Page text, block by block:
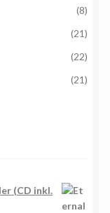
(8)
(21)
(22)
(21)
(CD inkl.